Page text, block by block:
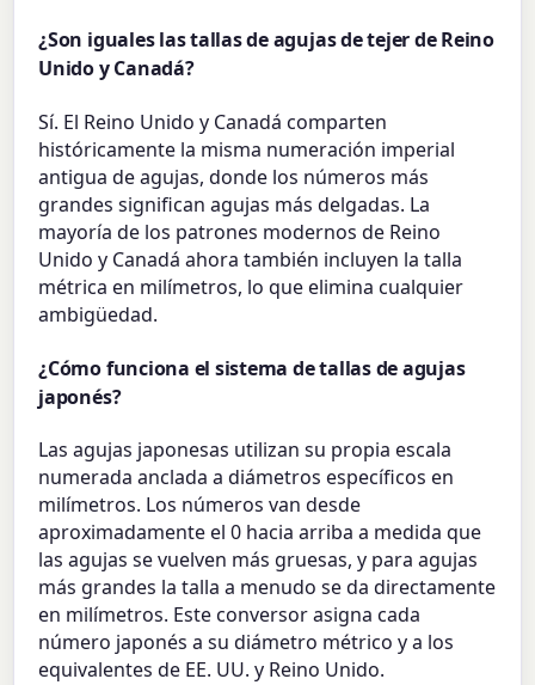
¿Son iguales las tallas de agujas de tejer de Reino
Unido y Canadá?
Sí. El Reino Unido y Canadá comparten
históricamente la misma numeración imperial
antigua de agujas, donde los números más
grandes significan agujas más delgadas. La
mayoría de los patrones modernos de Reino
Unido y Canadá ahora también incluyen la talla
métrica en milímetros, lo que elimina cualquier
ambigüedad.
¿Cómo funciona el sistema de tallas de agujas
japonés?
Las agujas japonesas utilizan su propia escala
numerada anclada a diámetros específicos en
milímetros. Los números van desde
aproximadamente el 0 hacia arriba a medida que
las agujas se vuelven más gruesas, y para agujas
más grandes la talla a menudo se da directamente
en milímetros. Este conversor asigna cada
número japonés a su diámetro métrico y a los
equivalentes de EE. UU. y Reino Unido.